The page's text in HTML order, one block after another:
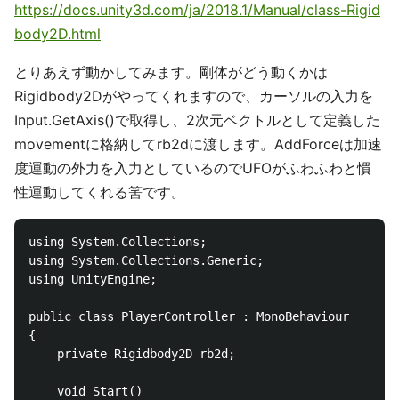
https://docs.unity3d.com/ja/2018.1/Manual/class-Rigid
body2D.html
とりあえず動かしてみます。剛体がどう動くかは
Rigidbody2Dがやってくれますので、カーソルの入力を
Input.GetAxis()で取得し、2次元ベクトルとして定義した
movementに格納してrb2dに渡します。AddForceは加速
度運動の外力を入力としているのでUFOがふわふわと慣
性運動してくれる筈です。
using System.Collections;
using System.Collections.Generic;
using UnityEngine;
public class PlayerController : MonoBehaviour
{
    private Rigidbody2D rb2d;
    void Start()